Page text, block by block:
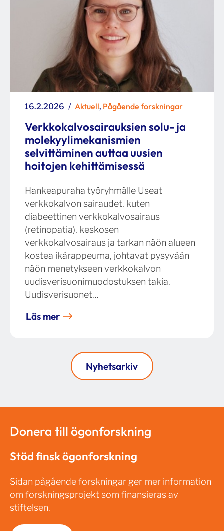
Posted
16.2.2026 Categories
Aktuell, Pågående forskningar
Verkkokalvosairauksien solu- ja
molekyylimekanismien
selvittäminen auttaa uusien
hoitojen kehittämisessä
Hankeapuraha työryhmälle Useat
verkkokalvon sairaudet, kuten
diabeettinen verkkokalvosairaus
(retinopatia), keskosen
verkkokalvosairaus ja tarkan näön alueen
kostea ikärappeuma, johtavat pysyvään
näön menetykseen verkkokalvon
uudisverisuonimuodostuksen takia.
Uudisverisuonet…
Läs mer
Nyhetsarkiv
Donera till ögonforskning
Stöd finsk ögonforskning
Sidan pågående forskningar ger mer information
om forskningsprojekt som finansieras av
stiftelsen.